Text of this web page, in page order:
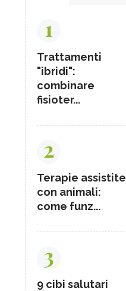
1
Trattamenti
"ibridi":
combinare
fisioter...
2
Terapie assistite
con animali:
come funz...
3
9 cibi salutari